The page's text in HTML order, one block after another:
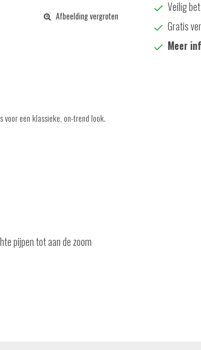
Afbeelding vergroten
Veilig
Gratis
Meer
een klassieke, on-trend look.
pijpen tot aan de zoom